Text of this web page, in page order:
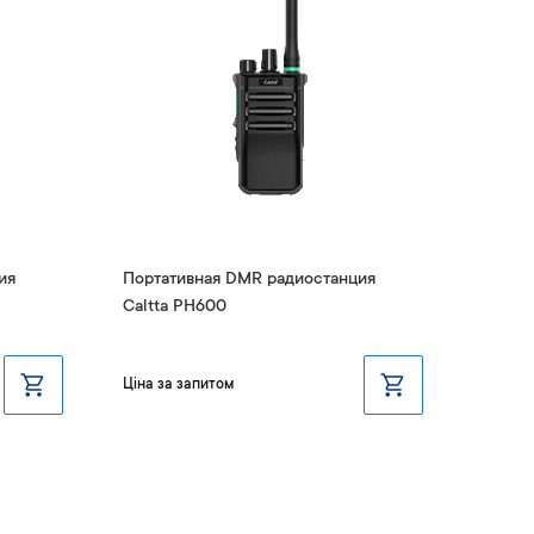
Портативная DMR радиостанция
Caltta PH600
Ціна за запитом